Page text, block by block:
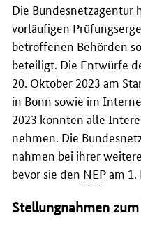
Die Bundes­netz­agentur
vorläufigen
betroffenen Behörden
beteiligt. Die Entwürfe
20. Oktober 2023 am
in Bonn sowie im
2023 konnten alle
nehmen. Die
nahmen bei ihrer
bevor sie den NEPam 1.
Stellungnahmen